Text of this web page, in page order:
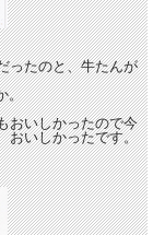
ったのと、牛たんが
。
おいしかったので今
おいしかったです。